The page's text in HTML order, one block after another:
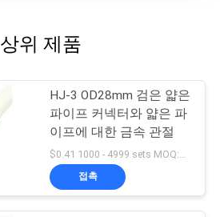
상위 제품
HJ-3 OD28mm 검은 얇은
파이프 커넥터와 얇은 파
이프에 대한 금속 관절
접촉